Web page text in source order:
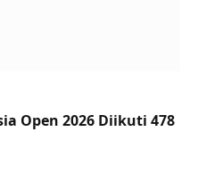
Open 2026 Diikuti 478